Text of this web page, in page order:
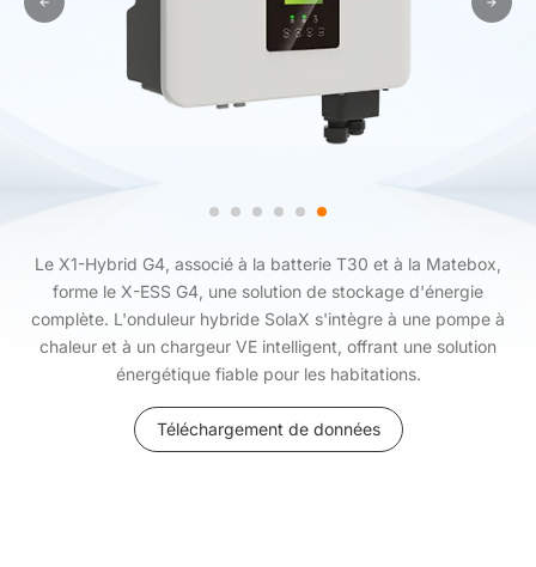
Le X1-Hybrid G4, associé à la batterie T30 et à la Matebox,
forme le X-ESS G4, une solution de stockage d'énergie
complète. L'onduleur hybride SolaX s'intègre à une pompe à
chaleur et à un chargeur VE intelligent, offrant une solution
énergétique fiable pour les habitations.
Téléchargement de données